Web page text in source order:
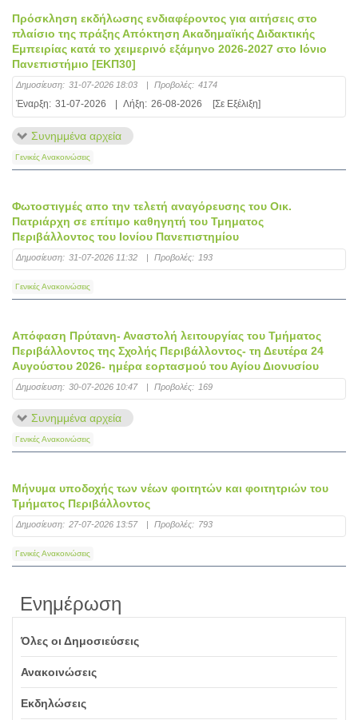
Πρόσκληση εκδήλωσης ενδιαφέροντος για αιτήσεις στο
πλαίσιο της πράξης Απόκτηση Ακαδημαϊκής Διδακτικής
Εμπειρίας κατά το χειμερινό εξάμηνο 2026-2027 στο Ιόνιο
Πανεπιστήμιο [ΕΚΠ30]
Δημοσίευση: 31-07-2026 18:03 | Προβολές: 4174
Έναρξη: 31-07-2026 Λήξη: 26-08-2026 [Σε Εξέλιξη]
Συνημμένα αρχεία
Γενικές Ανακοινώσεις
Φωτοστιγμές απο την τελετή αναγόρευσης του Οικ.
Πατριάρχη σε επίτιμο καθηγητή του Τμηματος
Περιβάλλοντος του Ιονίου Πανεπιστημίου
Δημοσίευση: 31-07-2026 11:32 | Προβολές: 193
Γενικές Ανακοινώσεις
Απόφαση Πρύτανη- Αναστολή λειτουργίας του Τμήματος
Περιβάλλοντος της Σχολής Περιβάλλοντος- τη Δευτέρα 24
Αυγούστου 2026- ημέρα εορτασμού του Αγίου Διονυσίου
Δημοσίευση: 30-07-2026 10:47 | Προβολές: 169
Συνημμένα αρχεία
Γενικές Ανακοινώσεις
Μήνυμα υποδοχής των νέων φοιτητών και φοιτητριών του
Τμήματος Περιβάλλοντος
Δημοσίευση: 27-07-2026 13:57 | Προβολές: 793
Γενικές Ανακοινώσεις
Ενημέρωση
Όλες οι Δημοσιεύσεις
Ανακοινώσεις
Εκδηλώσεις